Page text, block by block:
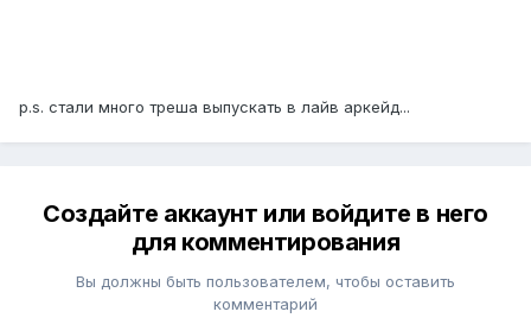
p.s. стали много треша выпускать в лайв аркейд...
Создайте аккаунт или войдите в него
для комментирования
Вы должны быть пользователем, чтобы оставить
комментарий